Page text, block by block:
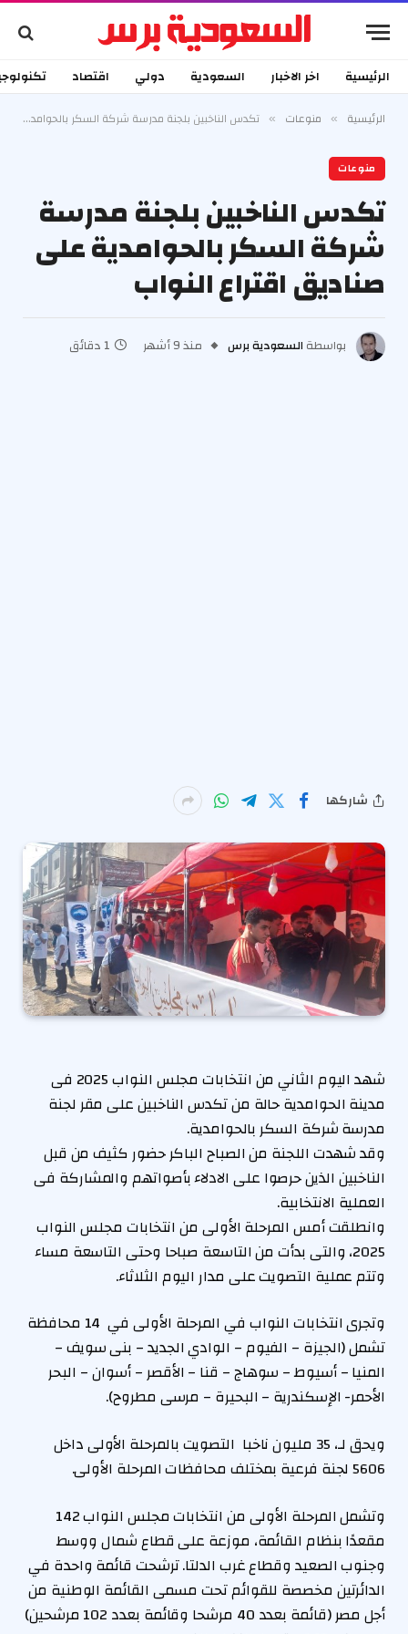
الرئيسية اخر الاخبار السعودية دولي اقتصاد
الرئيسية » منوعات » تكدس الناخبين بلجنة مدرسة شركة السكر بالحوامدية على صناديق اقتراع النواب
منوعات
تكدس الناخبين بلجنة مدرسة
شركة السكر بالحوامدية على
صناديق اقتراع النواب
بواسطة السعودية برس منذ 9 أشهر 1 دقائق
شاركها
شهد اليوم الثاني من انتخابات مجلس النواب 2025 فى
مدينة الحوامدية حالة من تكدس الناخبين على مقر لجنة
مدرسة شركة السكر بالحوامدية.
وقد شهدت اللجنة من الصباح الباكر حضور كثيف من قبل
الناخبين الذين حرصوا على الادلاء بأصواتهم والمشاركة فى
العملية الانتخابية.
وانطلقت أمس المرحلة الأولى من انتخابات مجلس النواب
2025، والتى بدأت من التاسعة صباحا وحتى التاسعة مساء
وتتم عملية التصويت على مدار اليوم الثلاثاء.
وتجرى انتخابات النواب في المرحلة الأولى في 14 محافظة
تشمل (الجيزة – الفيوم – الوادي الجديد – بنى سويف –
المنيا – أسيوط – سوهاج – قنا – الأقصر – أسوان – البحر
الأحمر- الإسكندرية – البحيرة – مرسى مطروح).
ويحق لـ، 35 مليون ناخبا التصويت بالمرحلة الأولى داخل
5606 لجنة فرعية بمختلف محافظات المرحلة الأولى.
وتشمل المرحلة الأولى من انتخابات مجلس النواب 142
مقعدًا بنظام القائمة، موزعة على قطاع شمال ووسط
وجنوب الصعيد وقطاع غرب الدلتا. ترشحت قائمة واحدة في
الدائرتين مخصصة للقوائم تحت مسمى القائمة الوطنية من
أجل مصر (قائمة بعدد 40 مرشحا وقائمة بعدد 102 مرشحين)